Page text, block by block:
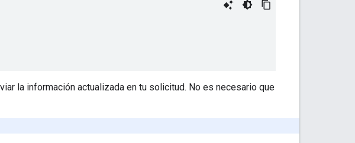
la información actualizada en tu solicitud. No es necesario que